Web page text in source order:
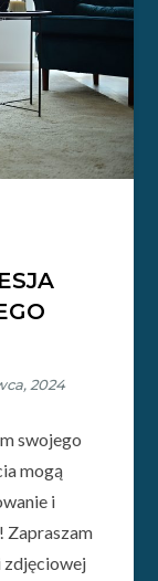
swojego
mogą
i
Zapraszam
zdjęciowej